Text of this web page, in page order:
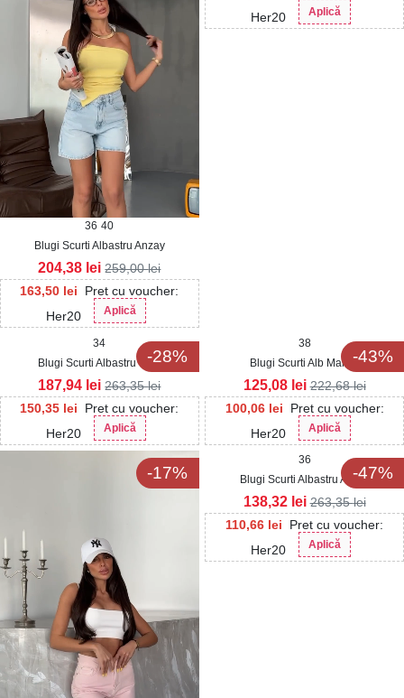
36 40
Blugi Scurti Albastru Anzay
163,50 lei
Pret cu voucher:
Her20
Aplică
204,38 lei 259,00lei
Her20
Aplică
-28%
34
Blugi Scurti Albastru Brija
150,35 lei
Pret cu voucher:
Her20
Aplică
187,94 lei 263,35lei
-43%
38
Blugi Scurti Alb Makali
100,06 lei
Pret cu voucher:
Her20
Aplică
125,08 lei 222,68lei
-17% -47%
36
Blugi Scurti Albastru Adyra
110,66 lei
Pret cu voucher:
Her20
Aplică
138,32 lei 263,35lei